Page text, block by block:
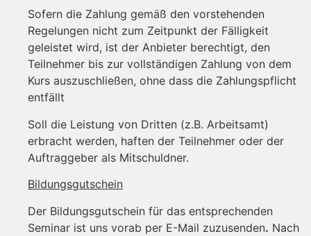
Sofern die Zahlung gemäß den vorstehenden
Regelungen nicht zum Zeitpunkt der Fälligkeit
geleistet wird, ist der Anbieter berechtigt, den
Teilnehmer bis zur vollständigen Zahlung von dem
Kurs auszuschließen, ohne dass die Zahlungspflicht
entfällt
Soll die Leistung von Dritten (z.B. Arbeitsamt)
erbracht werden, haften der Teilnehmer oder der
Auftraggeber als Mitschuldner.
Bildungsgutschein
Der Bildungsgutschein für das entsprechenden
Seminar ist uns vorab per E-Mail zuzusenden. Nach